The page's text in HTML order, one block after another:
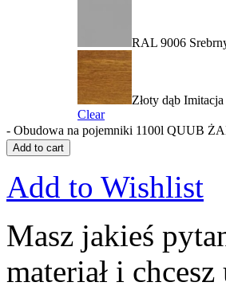
RAL 9006
Złoty dąb
Clear
- Obudowa na pojemniki 1100l QUUB
Add to cart
Add to Wishlist
Masz jakieś
materiał i